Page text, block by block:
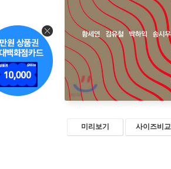
미리보기 사이즈비교